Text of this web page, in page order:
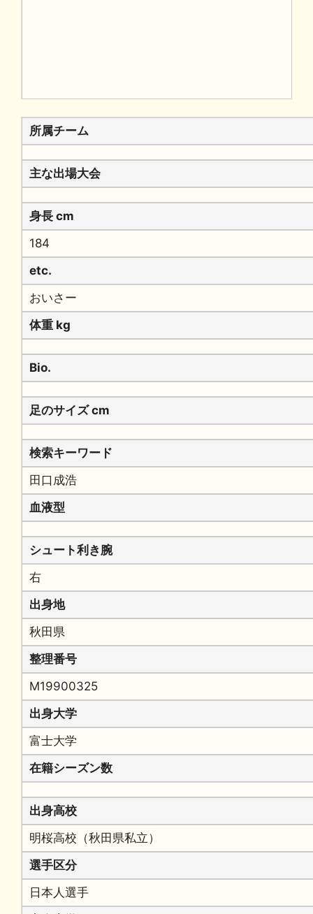
所属チーム
主な出場大会
身長 cm
184
etc.
おいさー
体重 kg
Bio.
足のサイズ cm
検索キーワード
田口成浩
血液型
シュート利き腕
右
出身地
秋田県
整理番号
M19900325
出身大学
富士大学
在籍シーズン数
出身高校
明桜高校（秋田県私立）
選手区分
日本人選手